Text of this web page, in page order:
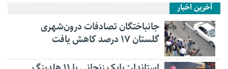
آخرین اخبار
جانباختگان تصادفات درون‌شهری
گلستان ۱۷ درصد کاهش یافت